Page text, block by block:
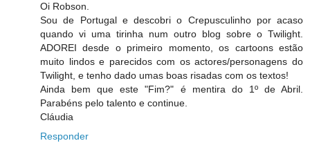
Oi Robson.
Sou de Portugal e descobri o Crepusculinho por acaso
quando vi uma tirinha num outro blog sobre o Twilight.
ADOREI desde o primeiro momento, os cartoons estão
muito lindos e parecidos com os actores/personagens do
Twilight, e tenho dado umas boas risadas com os textos!
Ainda bem que este "Fim?" é mentira do 1º de Abril.
Parabéns pelo talento e continue.
Cláudia
Responder